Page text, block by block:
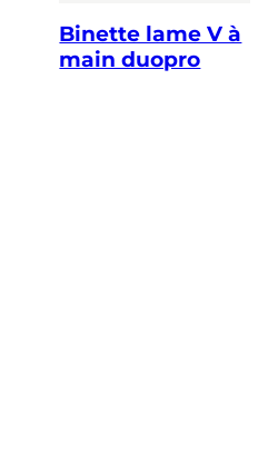
Binette lame V à
main duopro